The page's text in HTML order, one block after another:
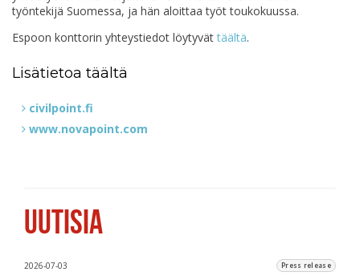
työntekijä Suomessa, ja hän aloittaa työt toukokuussa.
Espoon konttorin yhteystiedot löytyvättäältä.
Lisätietoa täältä
civilpoint.fi
www.novapoint.com
UUTISIA
2026-07-03 Press release